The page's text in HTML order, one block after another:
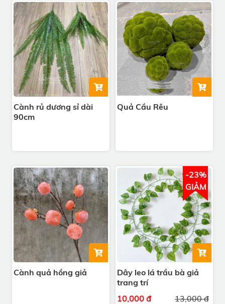
Cành rủ dương sỉ dài
90cm
Quả Cầu Rêu
Cành quả hồng giả
Dây leo lá trầu bà giả
trang trí
13,000 đ
10,000 đ
-23%
GIẢM